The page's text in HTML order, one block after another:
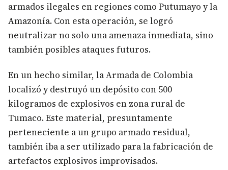
armados ilegales en regiones como Putumayo y la
Amazonía. Con esta operación, se logró
neutralizar no solo una amenaza inmediata, sino
también posibles ataques futuros.
En un hecho similar, la Armada de Colombia
localizó y destruyó un depósito con 500
kilogramos de explosivos en zona rural de
Tumaco. Este material, presuntamente
perteneciente a un grupo armado residual,
también iba a ser utilizado para la fabricación de
artefactos explosivos improvisados.